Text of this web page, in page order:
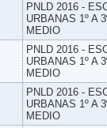
PNLD 2016 -
URBANAS 1º A
MEDIO
PNLD 2016 -
URBANAS 1º A
MEDIO
PNLD 2016 -
URBANAS 1º A
MEDIO